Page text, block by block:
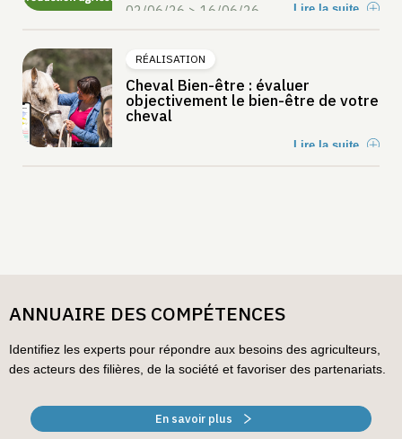
02/06/26 > 16/06/26 Lire la suite
RÉALISATION
Cheval Bien-être : évaluer
objectivement le bien-être de votre
cheval
Lire la suite
ANNUAIRE DES COMPÉTENCES
Identifiez les experts pour répondre aux besoins des agriculteurs,
des acteurs des filières, de la société et favoriser des partenariats.
En savoir plus